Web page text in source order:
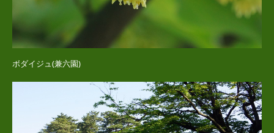
ボダイジュ(兼六園)